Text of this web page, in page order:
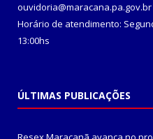
ouvidoria@maracana.pa.gov.br
Horário de atendimento:
13:00hs
ÚLTIMAS PUBLICAÇÕES